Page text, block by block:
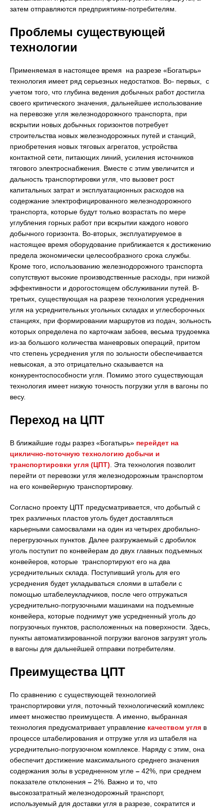
затем отправляются предприятиям-потребителям.
Проблемы существующей
технологии
Применяемая в настоящее время на разрезе «Богатырь»
технология имеет ряд серьезных недостатков. Во- первых, с
учетом того, что глубина ведения добычных работ достигла
своего критического значения, дальнейшее использование
на перевозке угля железнодорожного транспорта, при
вскрытии новых добычных горизонтов потребует
строительства новых железнодорожных путей и станций,
приобретения новых тяговых агрегатов, устройства
контактной сети, питающих линий, усиления источников
тягового электроснабжения. Вместе с этим увеличится и
дальность транспортировки угля, что вызовет рост
капитальных затрат и эксплуатационных расходов на
содержание электрофицированного железнодорожного
транспорта, которые будут только возрастать по мере
углубления горных работ при вскрытии каждого нового
добычного горизонта. Во-вторых, эксплуатируемое в
настоящее время оборудование приближается к достижению
предела экономически целесообразного срока службы.
Кроме того, использованию железнодорожного транспорта
сопутствуют высокие производственные расходы, при низкой
эффективности и дорогостоящем обслуживании путей. В-
третьих, существующая на разрезе технология усреднения
угля на усреднительных угольных складах и углесборочных
станциях, при формировании маршрутов из подач, зольность
которых определена по карточкам забоев, весьма трудоемка
из-за большого количества маневровых операций, притом
что степень усреднения угля по зольности обеспечивается
невысокая, а это отрицательно сказывается на
конкурентоспособности угля. Помимо этого существующая
технология имеет низкую точность погрузки угля в вагоны по
весу.
Переход на ЦПТ
В ближайшие годы разрез «Богатырь» перейдет на
циклично-поточную технологию добычи и
транспортировки угля (ЦПТ) . Эта технология позволит
перейти от перевозки угля железнодорожным транспортом
на его конвейерную транспортировку.
Согласно проекту ЦПТ предусматривается, что добытый с
трех различных пластов уголь будет доставляться
карьерными самосвалами на один из четырех дробильно-
перегрузочных пунктов. Далее разгружаемый с дробилок
уголь поступит по конвейерам до двух главных подъемных
конвейеров, которые транспортируют его на два
усреднительных склада. Поступивший уголь для его
усреднения будет укладываться слоями в штабели с
помощью штабелеукладчиков, после чего отгружаться
усреднительно-погрузочными машинами на подъемные
конвейера, которые поднимут уже усредненный уголь до
погрузочных пунктов, расположенных на поверхности. Здесь,
пункты автоматизированной погрузки вагонов загрузят уголь
в вагоны для дальнейшей отправки потребителям.
Преимущества ЦПТ
По сравнению с существующей технологией
транспортировки угля, поточный технологический комплекс
имеет множество преимуществ. А именно, выбранная
технология предусматривает управление качеством угля в
процессе штабелирования и отгрузке угля из штабеля на
усреднительно-погрузочном комплексе. Наряду с этим, она
обеспечит достижение максимального среднего значения
содержания золы в усредненном угле – 42%, при среднем
показателе отклонения – 2%. Важно и то, что
высокозатратный железнодорожный транспорт,
используемый для доставки угля в разрезе, сократится и